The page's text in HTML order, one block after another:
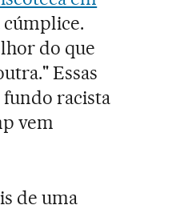
cúmplice.
do que
Essas
fundo racista
vem
de uma